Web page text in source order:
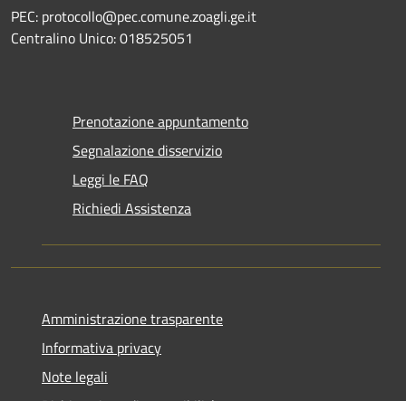
PEC: protocollo@pec.comune.zoagli.ge.it
Centralino Unico: 018525051
Prenotazione appuntamento
Segnalazione disservizio
Leggi le FAQ
Richiedi Assistenza
Amministrazione trasparente
Informativa privacy
Note legali